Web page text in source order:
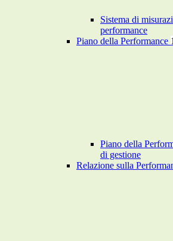
Sistema di
performance
Piano della Performance 1
Piano della
di gestione
Relazione sulla